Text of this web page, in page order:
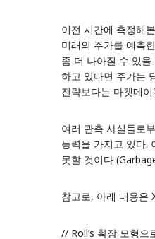
이전 시간에 측정해본
미래의 주가를 예측
좀 더 나아질 수 있
하고 있다면 주가는
전략보다는 마켓메
여러 관측 사실들로
능력을 가지고 있다.
못할 것이다
참고로, 아래 내용은
// Roll’s 확장 모형